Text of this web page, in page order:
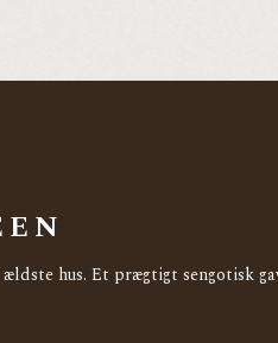
hus. Et prægtigt sengotisk